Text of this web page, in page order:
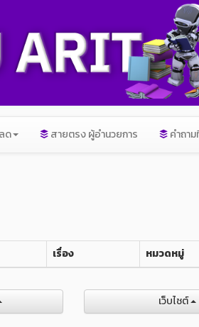
ด สายตรง ผู้อำนวยการ คำถา
เรื่อง หมวดหมู่
เว็บไชต์